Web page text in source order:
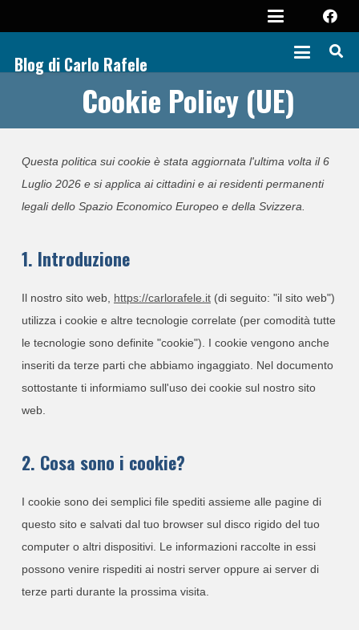
Blog di Carlo Rafele
Cookie Policy (UE)
Questa politica sui cookie è stata aggiornata l'ultima volta il 6
Luglio 2026 e si applica ai cittadini e ai residenti permanenti
legali dello Spazio Economico Europeo e della Svizzera.
1. Introduzione
Il nostro sito web, https://carlorafele.it (di seguito: "il sito web")
utilizza i cookie e altre tecnologie correlate (per comodità tutte
le tecnologie sono definite "cookie"). I cookie vengono anche
inseriti da terze parti che abbiamo ingaggiato. Nel documento
sottostante ti informiamo sull'uso dei cookie sul nostro sito
web.
2. Cosa sono i cookie?
I cookie sono dei semplici file spediti assieme alle pagine di
questo sito e salvati dal tuo browser sul disco rigido del tuo
computer o altri dispositivi. Le informazioni raccolte in essi
possono venire rispediti ai nostri server oppure ai server di
terze parti durante la prossima visita.